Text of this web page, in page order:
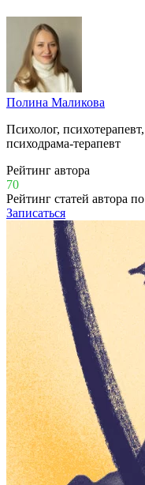
Полина Маликова
Психолог,
психодрама-терапевт
Рейтинг автора
70
Рейтинг статей автора
Записаться